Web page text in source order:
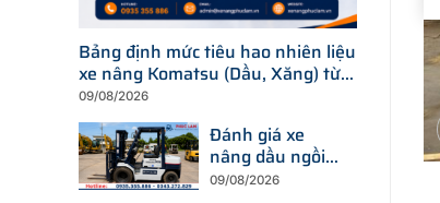
Bảng định mức tiêu hao nhiên liệu
xe nâng Komatsu (Dầu, Xăng) từ
1.0 đến 25 tấn
09/08/2026
Đánh giá xe
nâng dầu ngồi
lái Komatsu 2,5
09/08/2026